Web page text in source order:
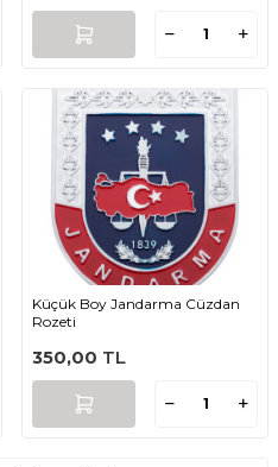
Küçük Boy Jandarma Cüzdan
Rozeti
350,00 TL